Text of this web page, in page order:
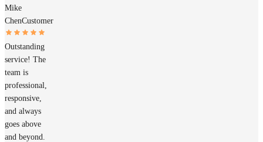
Mike
ChenCustomer
Outstanding
service! The
team is
professional,
responsive,
and always
goes above
and beyond.